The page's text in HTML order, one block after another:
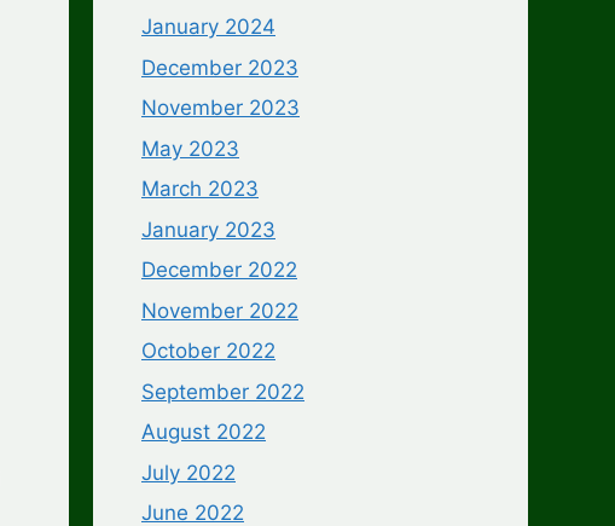
January 2024
December 2023
November 2023
May 2023
March 2023
January 2023
December 2022
November 2022
October 2022
September 2022
August 2022
July 2022
June 2022